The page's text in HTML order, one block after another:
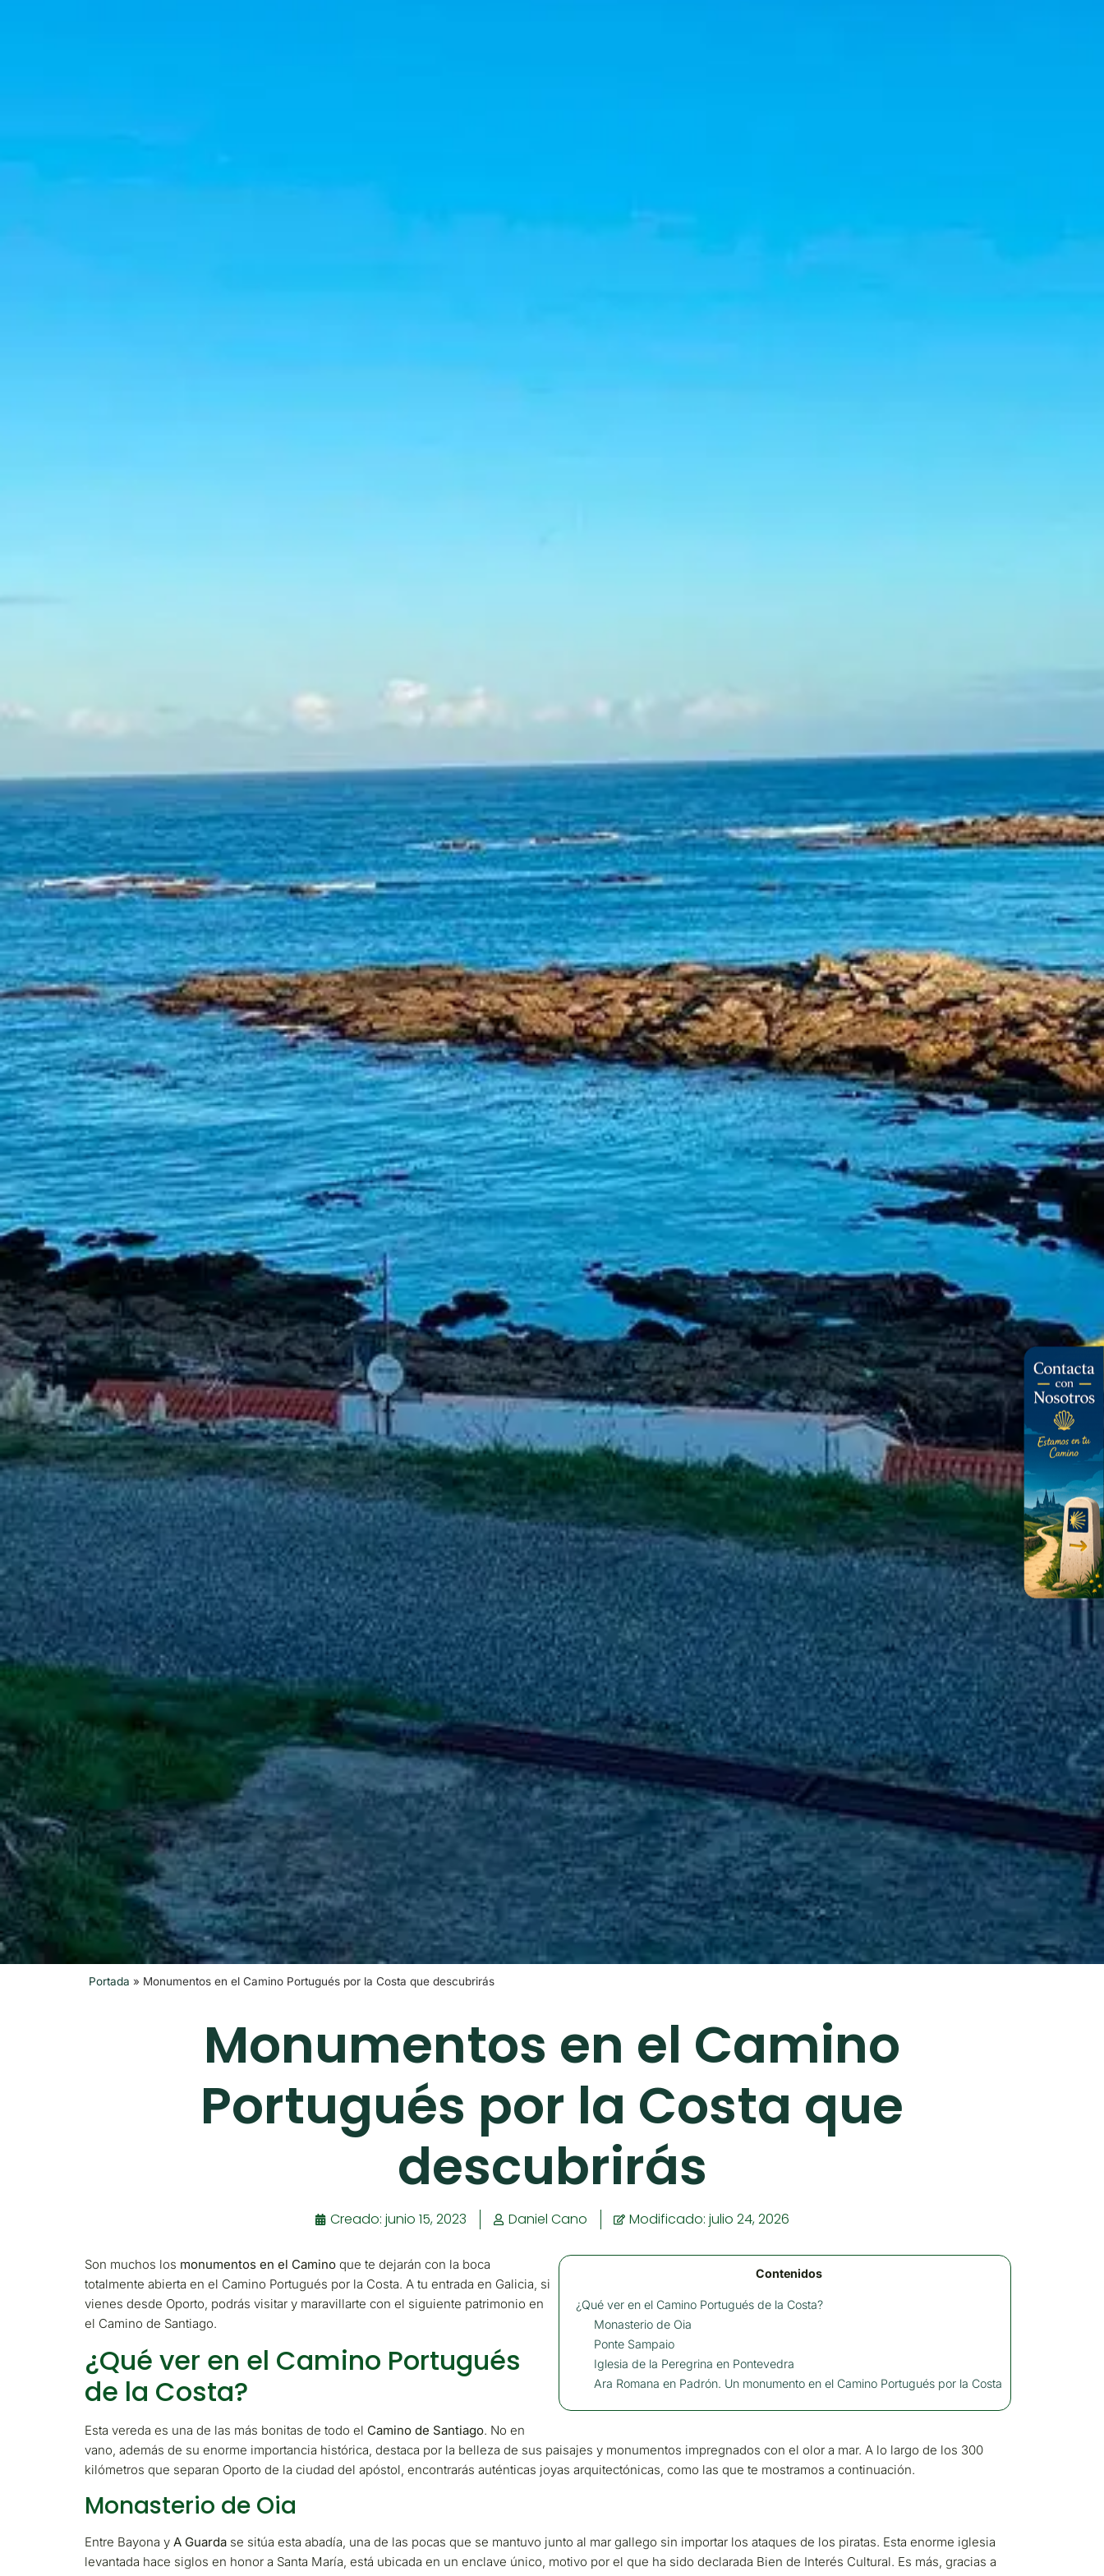
Portada » Monumentos en el Camino Portugués por la Costa que descubrirás
Monumentos en el Camino
Portugués por la Costa que
descubrirás
Creado: junio 15, 2023 Daniel Cano Modificado: julio 24, 2026
Contenidos
¿Qué ver en el Camino Portugués de la Costa?
Monasterio de Oia
Ponte Sampaio
Iglesia de la Peregrina en Pontevedra
Ara Romana en Padrón. Un monumento en el Camino Portugués por la Costa
Son muchos los monumentos en el Caminoque te dejarán con la boca
totalmente abierta en el Camino Portugués por la Costa. A tu entrada en Galicia, si
vienes desde Oporto, podrás visitar y maravillarte con el siguiente patrimonio en
el Camino de Santiago.
¿Qué ver en el Camino Portugués
de la Costa?
Esta vereda es una de las más bonitas de todo el Camino de Santiago. No en
vano, además de su enorme importancia histórica, destaca por la belleza de sus paisajes y monumentos impregnados con el olor a mar. A lo largo de los 300
kilómetros que separan Oporto de la ciudad del apóstol, encontrarás auténticas joyas arquitectónicas, como las que te mostramos a continuación.
Monasterio de Oia
Entre Bayona y A Guardase sitúa esta abadía, una de las pocas que se mantuvo junto al mar gallego sin importar los ataques de los piratas. Esta enorme iglesia
levantada hace siglos en honor a Santa María, está ubicada en un enclave único, motivo por el que ha sido declarada Bien de Interés Cultural. Es más, gracias a